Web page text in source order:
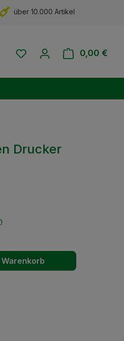
über 10.000 Artikel
Du hast 0 Produkte auf
0,00 €
Drucker
Wert
Warenkorb